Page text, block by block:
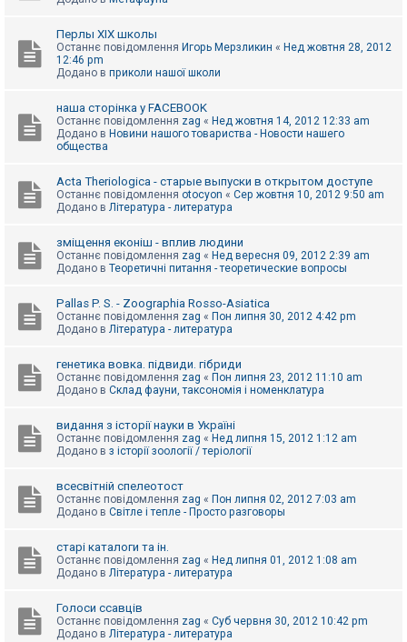
Перлы ХІХ школы
Останнє повідомлення Игорь Мерзликин « Нед жовтня 28, 2012
12:46 pm
Додано в приколи нашої школи
наша сторінка у FACEBOOK
Останнє повідомлення zag « Нед жовтня 14, 2012 12:33 am
Додано в Новини нашого товариства - Новости нашего
общества
Acta Theriologica - старые выпуски в открытом доступе
Останнє повідомлення otocyon « Сер жовтня 10, 2012 9:50 am
Додано в Література - литература
зміщення еконіш - вплив людини
Останнє повідомлення zag « Нед вересня 09, 2012 2:39 am
Додано в Теоретичні питання - теоретические вопросы
Pallas P. S. - Zoographia Rosso-Asiatica
Останнє повідомлення zag « Пон липня 30, 2012 4:42 pm
Додано в Література - литература
генетика вовка. підвиди. гібриди
Останнє повідомлення zag « Пон липня 23, 2012 11:10 am
Додано в Склад фауни, таксономія і номенклатура
видання з історії науки в Україні
Останнє повідомлення zag « Нед липня 15, 2012 1:12 am
Додано в з історії зоології / теріології
всесвітній спелеотост
Останнє повідомлення zag « Пон липня 02, 2012 7:03 am
Додано в Світле і тепле - Просто разговоры
старі каталоги та ін.
Останнє повідомлення zag « Нед липня 01, 2012 1:08 am
Додано в Література - литература
Голоси ссавців
Останнє повідомлення zag « Суб червня 30, 2012 10:42 pm
Додано в Література - литература